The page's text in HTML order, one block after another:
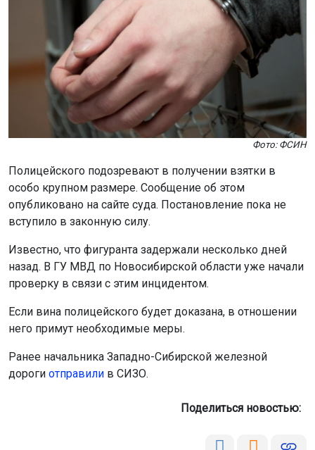
Фото: ФСИН
Полицейского подозревают в получении взятки в
особо крупном размере. Сообщение об этом
опубликовано на сайте суда. Постановление пока не
вступило в законную силу.
Известно, что фигуранта задержали несколько дней
назад. В ГУ МВД по Новосибирской области уже начали
проверку в связи с этим инцидентом.
Если вина полицейского будет доказана, в отношении
него примут необходимые меры.
Ранее начальника Западно-Сибирской железной
дороги отправили в СИЗО.
Поделиться новостью: